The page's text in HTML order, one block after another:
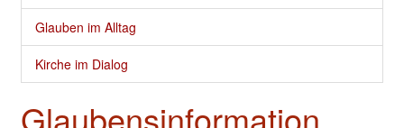
Stadtkirche
Kirche vor Ort
Seelsorge und gute Dienste
Glauben im Alltag
Kirche im Dialog
Glaubensinformation